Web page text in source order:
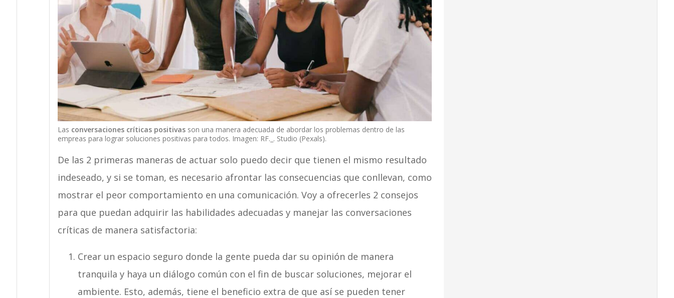
Las conversaciones críticas positivasson una manera adecuada de abordar los problemas dentro de las
empreas para lograr soluciones positivas para todos. Imagen: RF._. Studio (Pexals).
De las 2 primeras maneras de actuar solo puedo decir que tienen el mismo resultado
indeseado, y si se toman, es necesario afrontar las consecuencias que conllevan, como
mostrar el peor comportamiento en una comunicación. Voy a ofrecerles 2 consejos
para que puedan adquirir las habilidades adecuadas y manejar las conversaciones
críticas de manera satisfactoria:
Crear un espacio seguro donde la gente pueda dar su opinión de manera
tranquila y haya un diálogo común con el fin de buscar soluciones, mejorar el
ambiente. Esto, además, tiene el beneficio extra de que así se pueden tener